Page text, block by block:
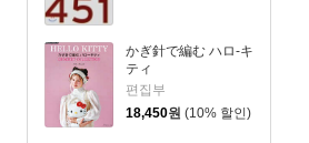
かぎ針で編む ハロ-キ
ティ
편집부
18,450원 (10% 할인)